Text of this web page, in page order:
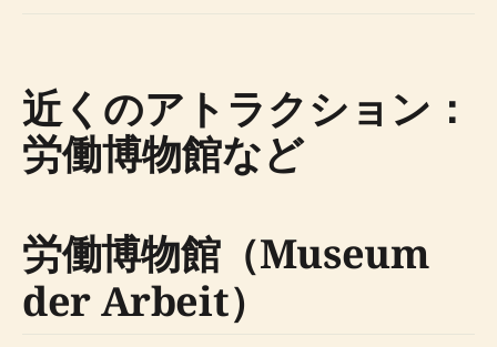
近くのアトラクション：
労働博物館など
労働博物館（Museum
der Arbeit）